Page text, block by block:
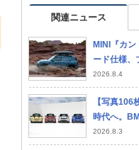
関連ニュース
MINI『カ
ード仕様、
開…デビュ
2026.8.4
【写真106
時代へ。
ザイン進化
2026.8.3